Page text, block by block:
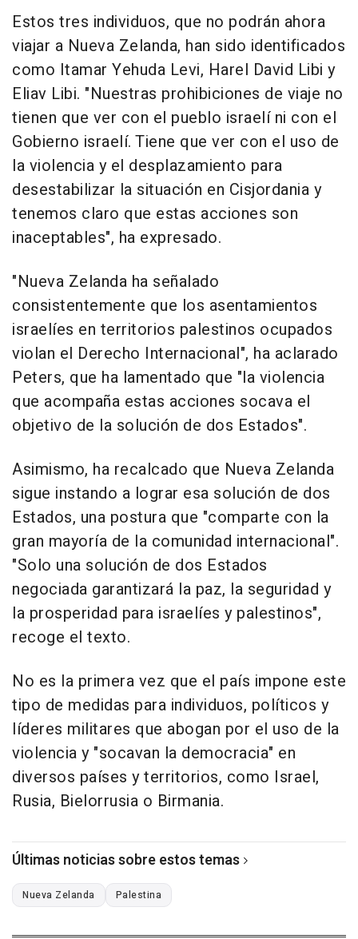
Estos tres individuos, que no podrán ahora
viajar a Nueva Zelanda, han sido identificados
como Itamar Yehuda Levi, Harel David Libi y
Eliav Libi. "Nuestras prohibiciones de viaje no
tienen que ver con el pueblo israelí ni con el
Gobierno israelí. Tiene que ver con el uso de
la violencia y el desplazamiento para
desestabilizar la situación en Cisjordania y
tenemos claro que estas acciones son
inaceptables", ha expresado.
"Nueva Zelanda ha señalado
consistentemente que los asentamientos
israelíes en territorios palestinos ocupados
violan el Derecho Internacional", ha aclarado
Peters, que ha lamentado que "la violencia
que acompaña estas acciones socava el
objetivo de la solución de dos Estados".
Asimismo, ha recalcado que Nueva Zelanda
sigue instando a lograr esa solución de dos
Estados, una postura que "comparte con la
gran mayoría de la comunidad internacional".
"Solo una solución de dos Estados
negociada garantizará la paz, la seguridad y
la prosperidad para israelíes y palestinos",
recoge el texto.
No es la primera vez que el país impone este
tipo de medidas para individuos, políticos y
líderes militares que abogan por el uso de la
violencia y "socavan la democracia" en
diversos países y territorios, como Israel,
Rusia, Bielorrusia o Birmania.
Últimas noticias sobre estos temas
Nueva Zelanda Palestina